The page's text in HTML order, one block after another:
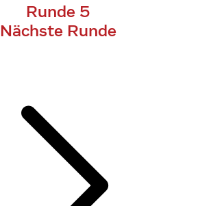
Runde 5
Nächste Runde